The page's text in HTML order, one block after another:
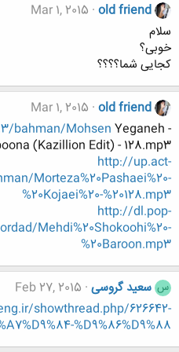
old friend
Mar 1, 2015
سلام
خوبی؟
کجایی شما؟؟؟؟
old friend
Mar 1, 2015
bahman/Mohsen Yeganeh -
(Kazillion Edit) - 128.mp3
http://up.act-
Morteza%20Pashaei%20-
%20Kojaei%20-%20128.mp3
http://dl.pop-
Mehdi%20Shokoohi%20-
%20Baroon.mp3
س سعید گروسی Feb 27, 2015
showthread.php/626642-
%D9%86%D9%88